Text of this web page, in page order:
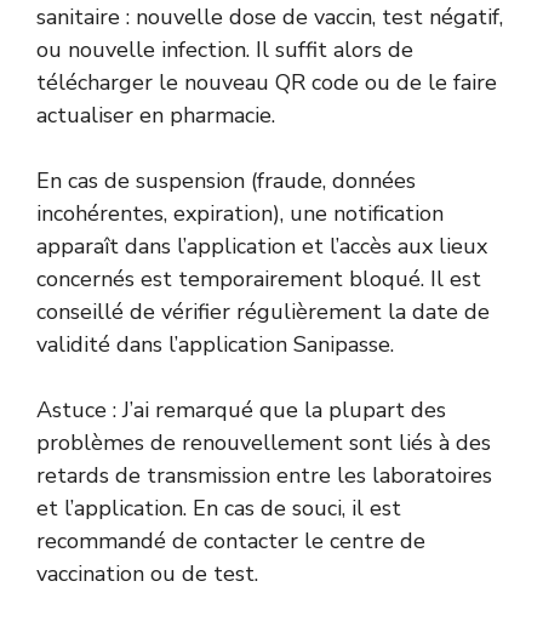
sanitaire : nouvelle dose de vaccin, test négatif,
ou nouvelle infection. Il suffit alors de
télécharger le nouveau QR code ou de le faire
actualiser en pharmacie.
En cas de suspension (fraude, données
incohérentes, expiration), une notification
apparaît dans l’application et l’accès aux lieux
concernés est temporairement bloqué. Il est
conseillé de vérifier régulièrement la date de
validité dans l’application Sanipasse.
Astuce : J’ai remarqué que la plupart des
problèmes de renouvellement sont liés à des
retards de transmission entre les laboratoires
et l’application. En cas de souci, il est
recommandé de contacter le centre de
vaccination ou de test.